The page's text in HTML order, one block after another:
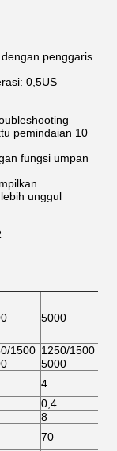
penggaris
0,5US
pemindaian 10
fungsi umpan
unggul
5000
1500 1250/1500
5000
4
0,4
8
70